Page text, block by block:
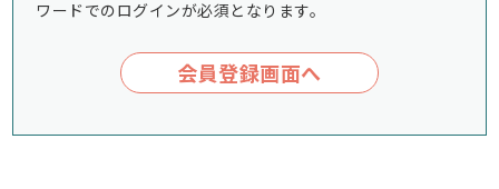
ワードでのログインが必須となります。
会員登録画面へ